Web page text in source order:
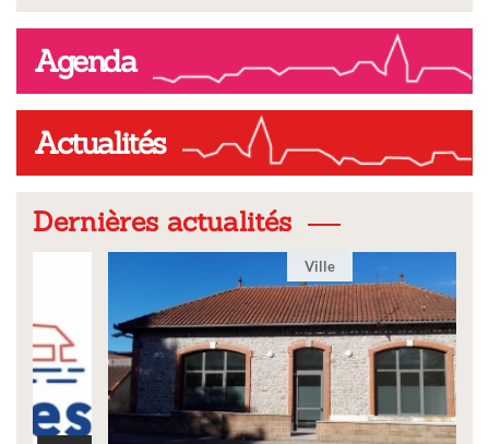
Agenda
Actualités
Dernières actualités